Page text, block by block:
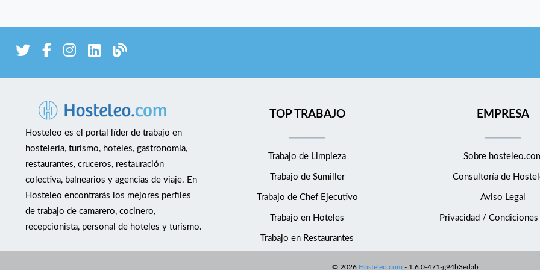
con volumen. En Yakka encontrarás un
cerveza artesanal, la cocina a la leña y el
formación y crecimiento dentro del
equipo. 📍 Murcia 📍La Alberca **No
buscamos simplemente trabajadores.
Buscamos futuros profesionales de
cocina.**
Hosteleo es el portal líder de trabajo en
hostelería, turismo, hoteles, gastronomía,
restaurantes, cruceros, restauración
colectiva, balnearios y agencias de viaje. En
Hosteleo encontrarás los mejores perfiles
de trabajo de camarero, cocinero,
recepcionista, personal de hoteles y turismo.
TOP TRABAJO
Trabajo de Limpieza
Trabajo de Sumiller
Trabajo de Chef Ejecutivo
Trabajo en Hoteles
Trabajo en Restaurantes
EMPRESA
Sobre
Consultoría de
Aviso Legal
Privacidad / Condiciones
© 2026 Hosteleo.com - 1.6.0-471-g94b3edab